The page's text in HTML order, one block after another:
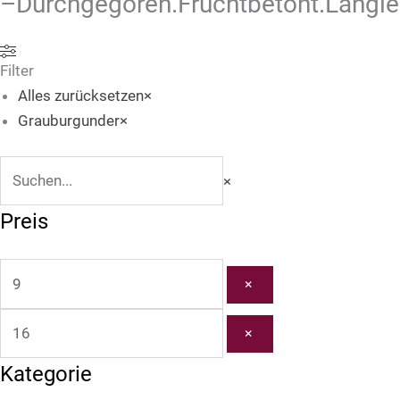
Filter
Alles zurücksetzen×
Grauburgunder×
Suchen
×
Preis
×
×
Kategorie